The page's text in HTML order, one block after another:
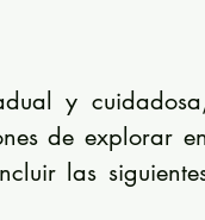
y
de explorar en
las